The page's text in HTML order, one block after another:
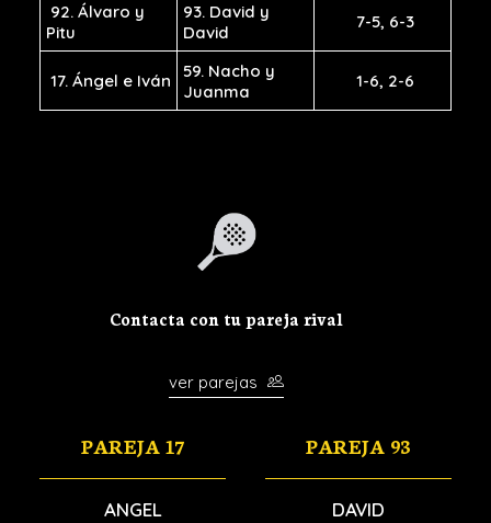
92. Álvaro y
Pitu
93. David y
David
7-5, 6-3
17. Ángel e Iván
59. Nacho y
Juanma
1-6, 2-6
Contacta con tu pareja rival
ver parejas
PAREJA 17
ANGEL
PAREJA 93
DAVID